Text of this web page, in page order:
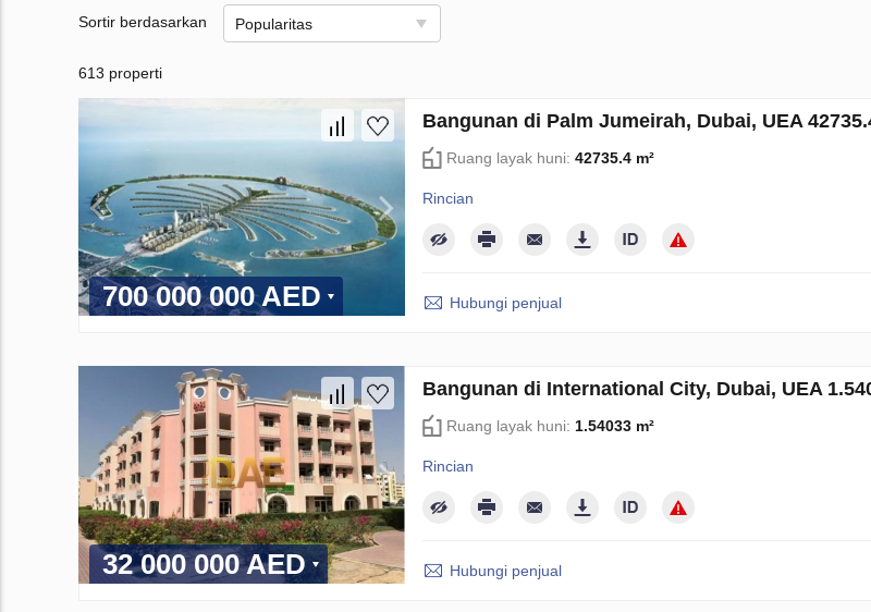
Sortir berdasarkan Popularitas
613 properti
700 000 000 AED
Bangunan di Palm Jumeirah, Dubai, UEA
Ruang layak huni: 42735.4 m²
Rincian
Hubungi penjual
32 000 000 AED
Bangunan di International City, Dubai, UEA
Ruang layak huni: 1.54033 m²
Rincian
Hubungi penjual